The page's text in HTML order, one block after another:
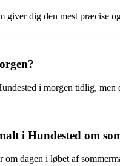
giver dig den mest præcise
i morgen tidlig, men
i Hundested om
dagen i løbet af